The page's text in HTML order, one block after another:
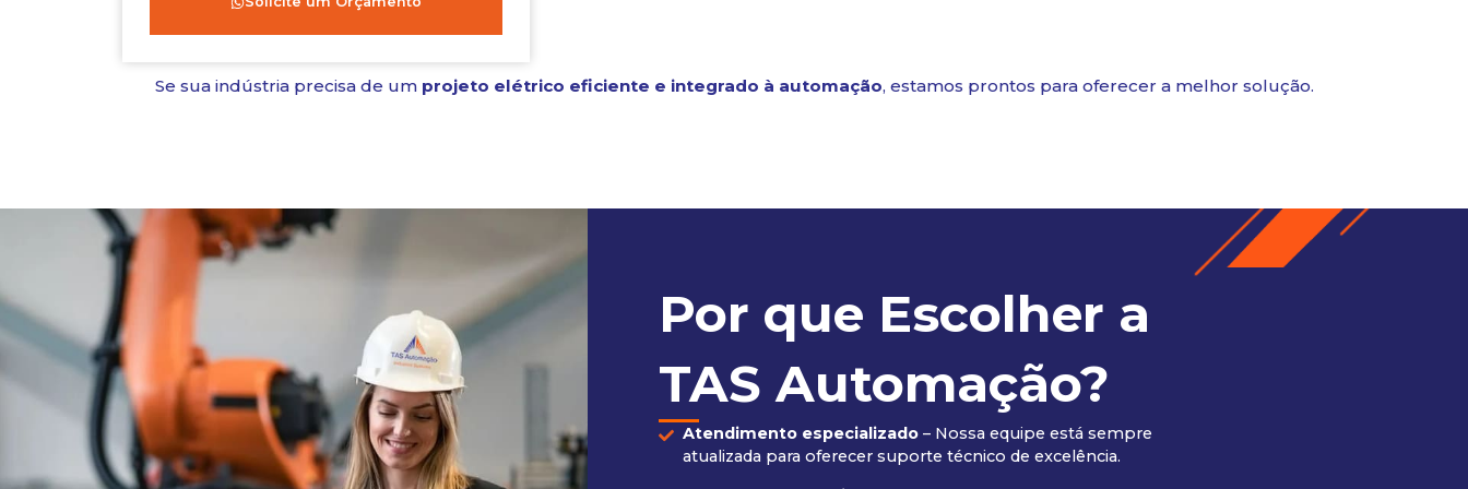
Se sua indústria precisa de um projeto elétrico eficiente e integrado à automação, estamos prontos para oferecer a melhor solução.
Por que Escolher a
TAS Automação?
Atendimento especializado – Nossa equipe está sempre
atualizada para oferecer suporte técnico de excelência.